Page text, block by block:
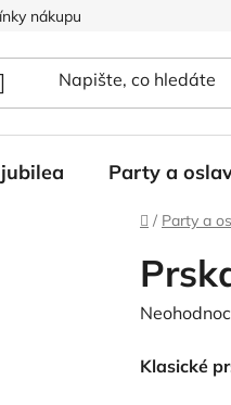
nákupu
Party a
Domů
/ Party a
Průměrné
produktu
Klasické